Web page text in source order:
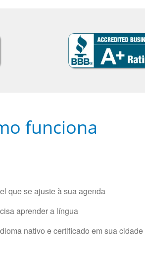
funciona
que se ajuste à sua agenda
aprender a língua
nativo e certificado em sua